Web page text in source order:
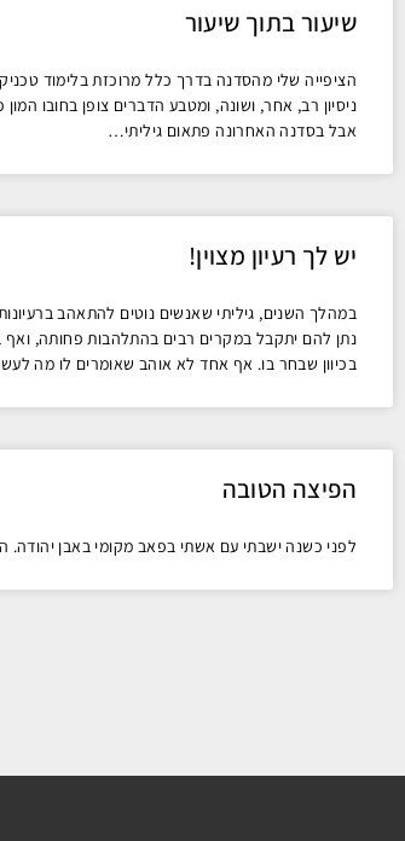
שיעור בתוך שיעור
הציפייה שלי מהסדנה בדרך כלל מרוכזת בלימוד
ניסיון רב, אחר, ושונה, ומטבע הדברים צופן בחובו המון
אבל בסדנה האחרונה פתאום גיליתי…
יש לך רעיון מצוין!
במהלך השנים, גיליתי שאנשים נוטים להתאהב
נתן להם יתקבל במקרים רבים בהתלהבות פחותה, ואף
בכיוון שבחר בו. אף אחד לא אוהב שאומרים לו מה
הפיצה הטובה
לפני כשנה ישבתי עם אשתי בפאב מקומי באבן יהודה. היה זה